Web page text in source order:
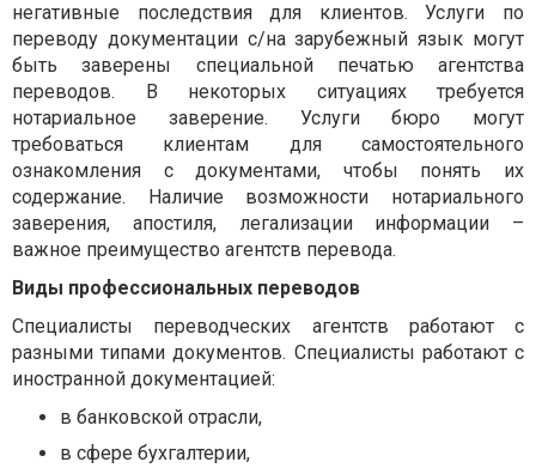
негативные последствия для клиентов. Услуги по
переводу документации с/на зарубежный язык могут
быть заверены специальной печатью агентства
переводов. В некоторых ситуациях требуется
нотариальное заверение. Услуги бюро могут
требоваться клиентам для самостоятельного
ознакомления с документами, чтобы понять их
содержание. Наличие возможности нотариального
заверения, апостиля, легализации информации –
важное преимущество агентств перевода.
Виды профессиональных переводов
Специалисты переводческих агентств работают с
разными типами документов. Специалисты работают с
иностранной документацией:
в банковской отрасли,
в сфере бухгалтерии,